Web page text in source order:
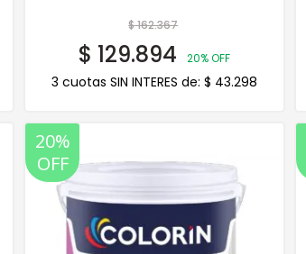
$162.367
$ 129.894 20% OFF
3 cuotas SIN INTERES de: $ 43.298
20%
OFF